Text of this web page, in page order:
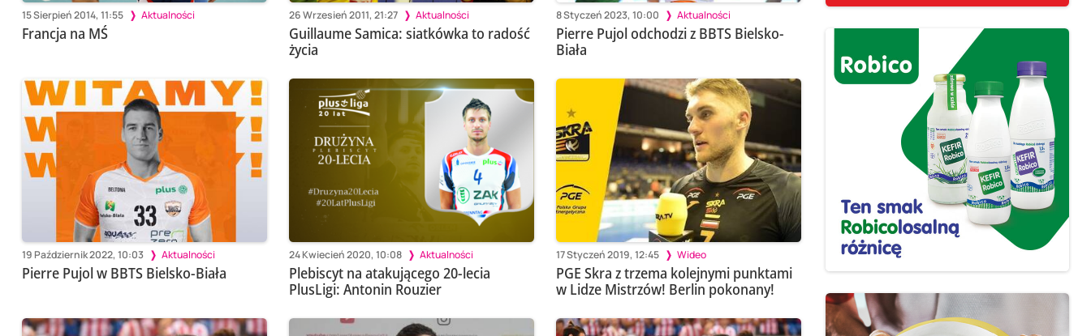
15 Sierpień 2014, 11:55 Aktualności
Francja na MŚ
26 Wrzesień 2011, 21:27 Aktualności
Guillaume Samica: siatkówka to radość
życia
8 Styczeń 2023, 10:00 Aktualności
Pierre Pujol odchodzi z BBTS Bielsko-
Biała
19 Październik 2022, 10:03 Aktualności
Pierre Pujol w BBTS Bielsko-Biała
24 Kwiecień 2020, 10:08 Aktualności
Plebiscyt na atakującego 20-lecia
PlusLigi: Antonin Rouzier
17 Styczeń 2019, 12:45 Wideo
PGE Skra z trzema kolejnymi punktami
w Lidze Mistrzów! Berlin pokonany!